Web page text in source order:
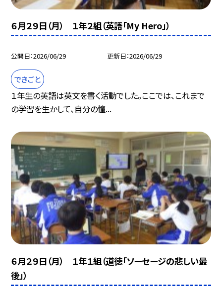
６月２９日（月） １年２組（英語「My Hero」）
公開日 2026/06/29 更新日 2026/06/29
できごと
１年生の英語は英文を書く活動でした。ここでは、これまで
の学習を生かして、自分の憧...
６月２９日（月） １年１組（道徳「ソーセージの悲しい最
後」）